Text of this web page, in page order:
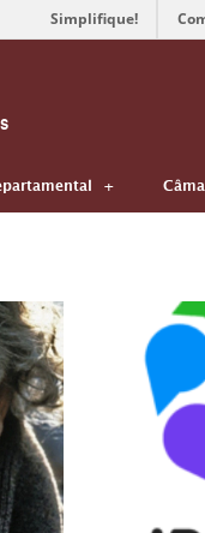
Simplifique!